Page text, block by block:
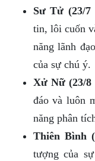
Sư Tử (23/7
tin, lôi cuốn
năng lãnh
của sự chú ý.
Xử Nữ (23/8
đáo và luôn
năng phân
Thiên Bình
tượng của